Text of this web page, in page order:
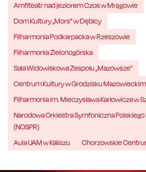
Amfiteatr nad jeziorem Czos w Mrągowie
Dom Kultury „Mors” w Dębicy
Filharmonia Podkarpacka w Rzeszowie
Filharmonia Zielonogórska
Sala Widowiskowa Zespołu „Mazowsze”
Centrum Kultury w Grodzisku Mazowieckim
Filharmonia im. Mieczysława Karłowicza w
Narodowa Orkiestra Symfoniczna Polskiego
(NOSPR)
Aula UAM w Kaliszu
Chorzowskie